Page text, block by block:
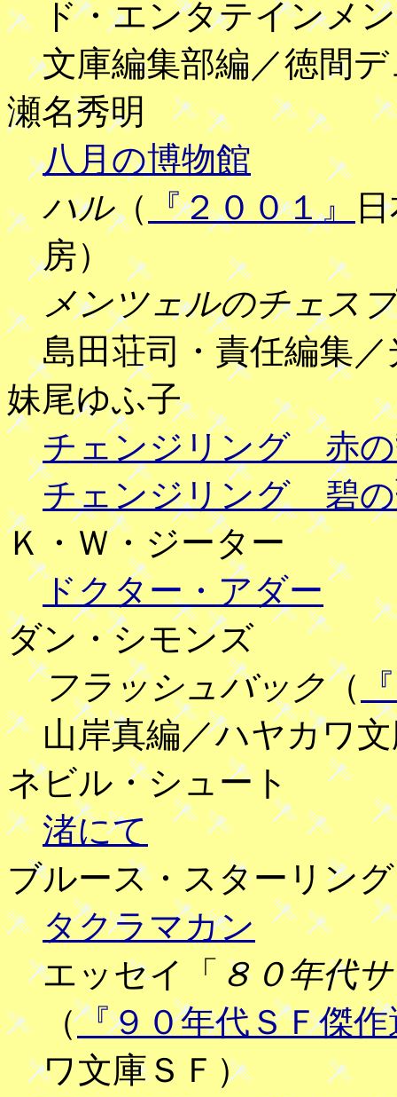
ド・エンタテインメ
文庫編集部編／徳間
瀬名秀明
八月の博物館
ハル（ 『２００１』
房）
メンツェルのチェス
島田荘司・責任編集
妹尾ゆふ子
チェンジリング 赤の
チェンジリング 碧
Ｋ・Ｗ・ジーター
ドクター・アダー
ダン・シモンズ
フラッシュバック（
山岸真編／ハヤカワ
ネビル・シュート
渚にて
ブルース・スターリング
タクラマカン
エッセイ「 ８０年代
（『９０年代ＳＦ傑
ワ文庫ＳＦ）